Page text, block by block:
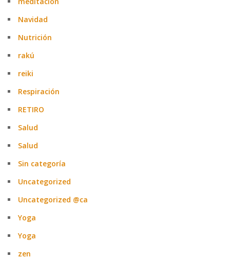
Navidad
Nutrición
rakú
reiki
Respiración
RETIRO
Salud
Salud
Sin categoría
Uncategorized
Uncategorized @ca
Yoga
Yoga
zen